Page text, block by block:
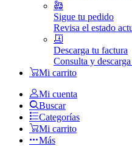
Sigue tu pedido
Revisa el estado
Descarga tu factura
Consulta y
Mi carrito
Mi cuenta
Buscar
Categorías
Mi carrito
Más